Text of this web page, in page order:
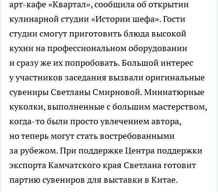
арт-кафе «Квартал», сообщила об открытии
кулинарной студии «Истории шефа». Гости
студии смогут приготовить блюда высокой
кухни на профессиональном оборудовании
и сразу же их попробовать. Большой интерес
у участников заседания вызвали оригинальные
сувениры Светланы Смирновой. Миниатюрные
куколки, выполненные с большим мастерством,
когда-то были просто увлечением автора,
но теперь могут стать востребованными
за рубежом. При поддержке Центра поддержки
экспорта Камчатского края Светлана готовит
партию сувениров для выставки в Китае.